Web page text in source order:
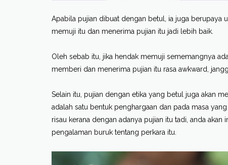
Apabila pujian dibuat dengan betul, ia juga berupaya
memuji itu dan menerima pujian itu jadi lebih baik.
Oleh sebab itu, jika hendak memuji sememangnya
memberi dan menerima pujian itu rasa awkward,
Selain itu, pujian dengan etika yang betul juga akan
adalah satu bentuk penghargaan dan pada masa
risau kerana dengan adanya pujian itu tadi, anda akan
pengalaman buruk tentang perkara itu.